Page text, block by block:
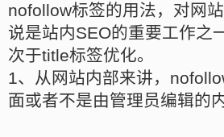
nofollow标签的用法，对网
说是站内SEO的重要工作之
次于title标签优化。
1、从网站内部来讲，
面或者不是由管理员编辑的内